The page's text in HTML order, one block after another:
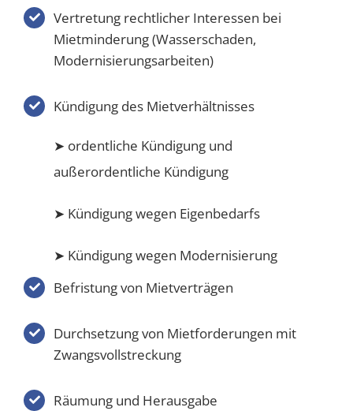
Vertretung rechtlicher Interessen bei
Mietminderung (Wasserschaden,
Modernisierungsarbeiten)
Kündigung des Mietverhältnisses
➤ ordentliche Kündigung und
außerordentliche Kündigung
➤ Kündigung wegen Eigenbedarfs
➤ Kündigung wegen Modernisierung
Befristung von Mietverträgen
Durchsetzung von Mietforderungen mit
Zwangsvollstreckung
Räumung und Herausgabe